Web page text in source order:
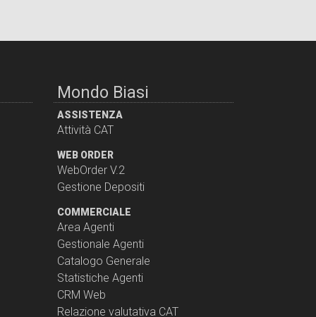
Mondo Biasi
ASSISTENZA
Attività CAT
WEB ORDER
WebOrder V.2
Gestione Depositi
COMMERCIALE
Area Agenti
Gestionale Agenti
Catalogo Generale
Statistiche Agenti
CRM Web
Relazione valutativa CAT